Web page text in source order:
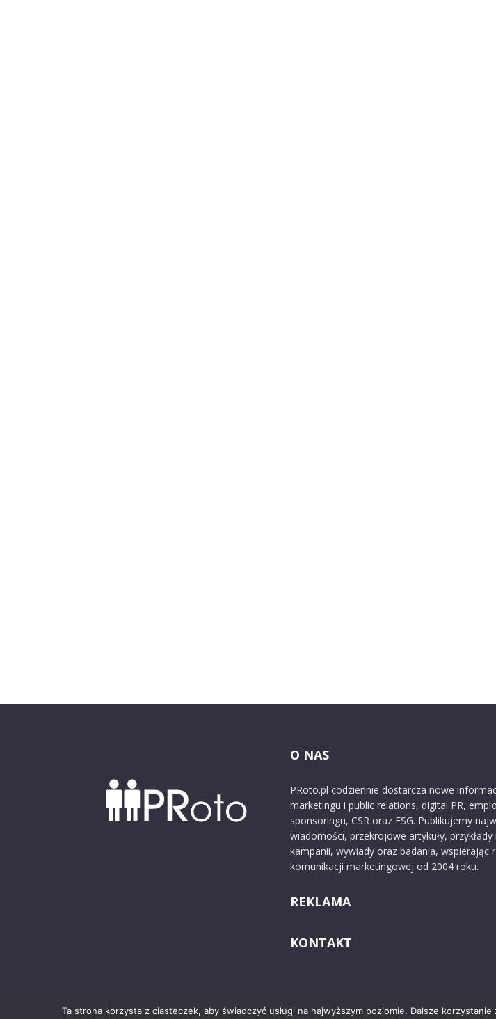
O NAS
PRoto.pl codziennie dostarcza nowe
marketingu i public relations, digital PR,
sponsoringu, CSR oraz ESG. Publikujemy
wiadomości, przekrojowe artykuły,
kampanii, wywiady oraz badania, wspierając
komunikacji marketingowej od 2004 roku.
REKLAMA
KONTAKT
Ta strona korzysta z ciasteczek, aby świadczyć usługi na najwyższym poziomie. Dalsze